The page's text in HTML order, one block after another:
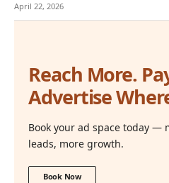
April 22, 2026
Reach More.
Advertise
Book your ad space today —
leads, more growth.
Book Now